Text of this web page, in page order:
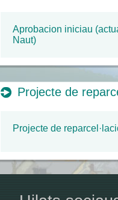
Aprobacion iniciau
Naut)
Projecte de
Projecte de